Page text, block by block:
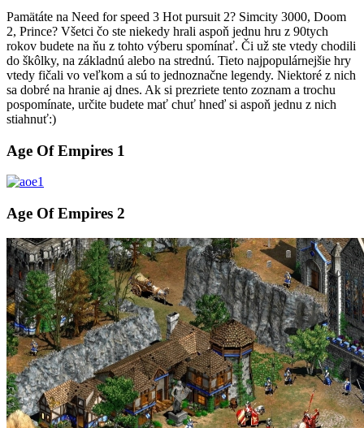
Pamätáte na Need for speed 3 Hot pursuit 2? Simcity 3000, Doom
2, Prince? Všetci čo ste niekedy hrali aspoň jednu hru z 90tych
rokov budete na ňu z tohto výberu spomínať. Či už ste vtedy chodili
do škôlky, na základnú alebo na strednú. Tieto najpopulárnejšie hry
vtedy fičali vo veľkom a sú to jednoznačne legendy. Niektoré z nich
sa dobré na hranie aj dnes. Ak si prezriete tento zoznam a trochu
pospomínate, určite budete mať chuť hneď si aspoň jednu z nich
stiahnuť:)
Age Of Empires 1
Age Of Empires 2